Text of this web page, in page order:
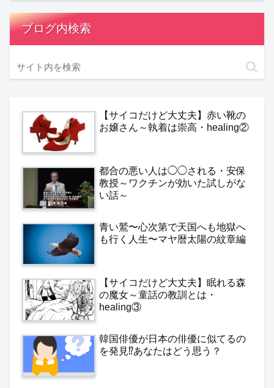
ブログ内検索
【サイコだけど大丈夫】赤い靴の
お嬢さん～執着は崇高・healing②
都合の悪い人は◯◯される・安保
教授～ワクチンが効いた試しがな
い話～
青い鷲〜心次第で天国へも地獄へ
も行く人生〜マヤ暦太陽の紋章編
【サイコだけど大丈夫】眠れる森
の魔女～童話の教訓とは・
healing③
韓国俳優が日本の俳優に似てるの
を発見⁉️あなたはどう思う？